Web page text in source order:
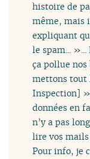
histoire de
même, mais
expliquant
le spam...
ça pollue
mettons tout
Inspection] »
données en
n’y a pas
lire vos
Pour info, je